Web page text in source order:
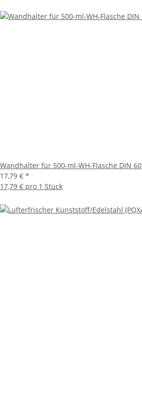
Wandhalter für 500-ml-WH-Flasche DIN 60
17,79 € *
17,79 € pro 1 Stück